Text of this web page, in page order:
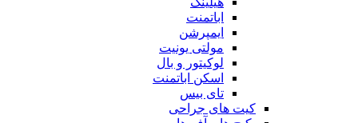
اباتمنت
ایمپرشن
مولتی یونیت
لوکیتور و بال
اسکن اباتمنت
تای بیس
کیت های جراحی